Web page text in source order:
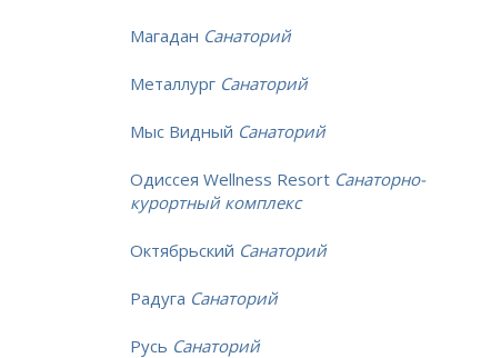
Магадан Санаторий
Металлург Санаторий
Мыс Видный Санаторий
Одиссея Wellness Resort Санаторно-
курортный комплекс
Октябрьский Санаторий
Радуга Санаторий
Русь Санаторий